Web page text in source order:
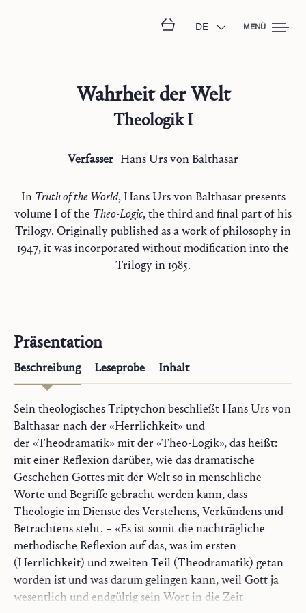
DE MENÜ
Wahrheit der Welt
Theologik I
Verfasser Hans Ursvon Balthasar
In Truth of the World, Hans Urs von Balthasar presents
volume I of the Theo-Logic, the third and final part of his
Trilogy. Originally published as a work of philosophy in
1947, it was incorporated without modification into the
Trilogy in 1985.
Präsentation
Beschreibung Leseprobe Inhalt
Sein theologisches Triptychon beschließt Hans Urs von
Balthasar nach der «Herrlichkeit» und
der «Theodramatik» mit der «Theo-Logik», das heißt:
mit einer Reflexion darüber, wie das dramatische
Geschehen Gottes mit der Welt so in menschliche
Worte und Begriffe gebracht werden kann, dass
Theologie im Dienste des Verstehens, Verkündens und
Betrachtens steht. – «Es ist somit die nachträgliche
methodische Reflexion auf das, was im ersten
(Herrlichkeit) und zweiten Teil (Theodramatik) getan
worden ist und was darum gelingen kann, weil Gott ja
wesentlich und endgültig sein Wort in die Zeit